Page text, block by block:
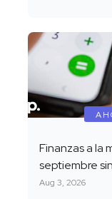
Finanzas a la
septiembre
Aug 3, 2026